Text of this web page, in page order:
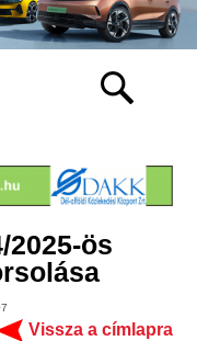
2025-ös
Vissza a címlapra